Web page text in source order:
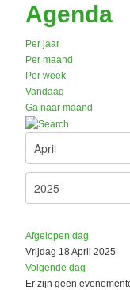
Agenda
Per jaar
Per maand
Per week
Vandaag
Ga naar maand
Afgelopen dag
Vrijdag 18 April 2025
Volgende dag
Er zijn geen